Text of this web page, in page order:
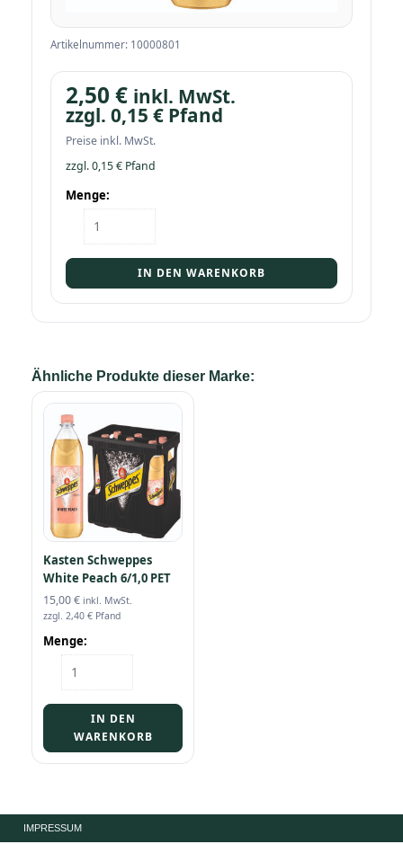
Artikelnummer: 10000801
2,50 € inkl. MwSt.
zzgl. 0,15 € Pfand
Preise inkl. MwSt.
zzgl.0,15€ Pfand
Menge:
Flasche
Schweppes
1,0
PET
Menge
IN DEN WARENKORB
Ähnliche Produkte dieser Marke:
Kasten Schweppes
White Peach 6/1,0 PET
15,00€ inkl. MwSt.
zzgl. 2,40 € Pfand
Menge:
Kasten
Schweppes
Peach
6/1,0
PET
IN DEN
WARENKORB
IMPRESSUM